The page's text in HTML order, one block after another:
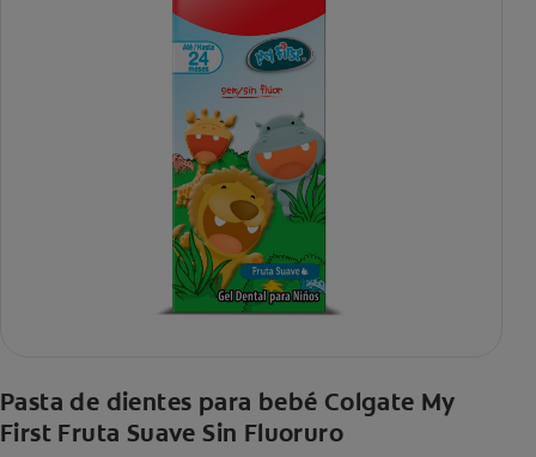
Pasta de dientes para bebé Colgate My
First Fruta Suave Sin Fluoruro